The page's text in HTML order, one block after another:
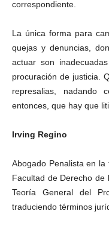
correspondiente.
La única forma para
quejas y denuncias,
actuar son
procuración de justicia.
represalias, nadando
entonces, que hay que
Irving Regino
Abogado Penalista en
Facultad de Derecho de
Teoría General del
traduciendo términos